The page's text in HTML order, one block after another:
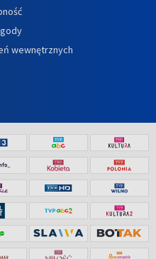
wewnętrznych